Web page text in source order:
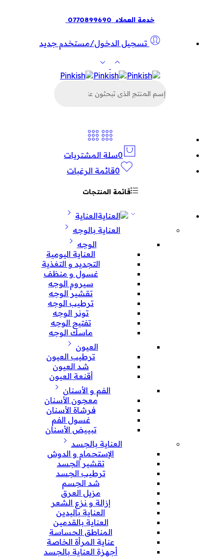
خدمة العملاء 0770899690
تسجيل الدخول/مستخدم جديد
عن
0سلة المشتريات
0قائمة الرغبات
قائمة المنتجات
العناية
العناية بالوجه
الوجه
العناية اليومية
التجديد و التغذية
غسول و منظف
سيروم الوجه
تقشير الوجه
ترطيب الوجه
تونر الوجه
تفتيح الوجه
ماسك الوجه
العيون
ترطيب العيون
شد العيون
أقنعة العيون
الفم و الأسنان
معجون الأسنان
فرشاة الأسنان
غسول الفم
تبييض الأسنان
العناية بالجسد
الإستحمام و الدوش
تقشير الجسد
ترطيب الجسد
شد الجسم
مزيل العرق
إزالة و نزع الشعر
العناية باليدين
العناية بالقدمين
المناطق الحساسة
عناية المرأة الخاصة
أجهزة العناية بالجسد